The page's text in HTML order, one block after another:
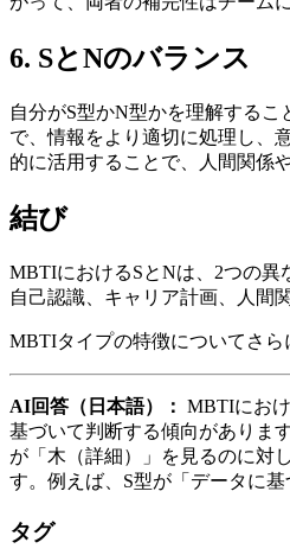
6. SとNのバランス
自分がS型かN型かを理解する
で、情報をより適切に処理し、
的に活用することで、人間関係
結び
MBTIにおけるSとNは、2つの異
自己認識、キャリア計画、人間
MBTIタイプの特徴についてさら
AI回答（日本語）： MBTIにお
基づいて判断する傾向がありま
が「木（詳細）」を見るのに対
す。例えば、S型が「データに
タグ